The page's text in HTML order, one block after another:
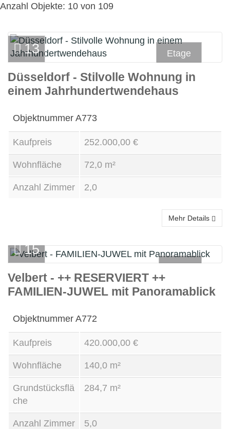
Anzahl Objekte: 10 von 109
13 Etage
Kauf
Düsseldorf - Stilvolle Wohnung in
einem Jahrhundertwendehaus
Objektnummer A773
Kaufpreis 252.000,00 €
Wohnfläche 72,0 m²
Anzahl Zimmer 2,0
Mehr Details
15
Haus
Kauf
Velbert - ++ RESERVIERT ++
FAMILIEN-JUWEL mit Panoramablick
Objektnummer A772
Kaufpreis 420.000,00 €
Wohnfläche 140,0 m²
Grundstücksflä
che
284,7 m²
Anzahl Zimmer 5,0